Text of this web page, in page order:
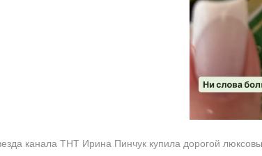
канала ТНТ Ирина Пинчук купила дорогой